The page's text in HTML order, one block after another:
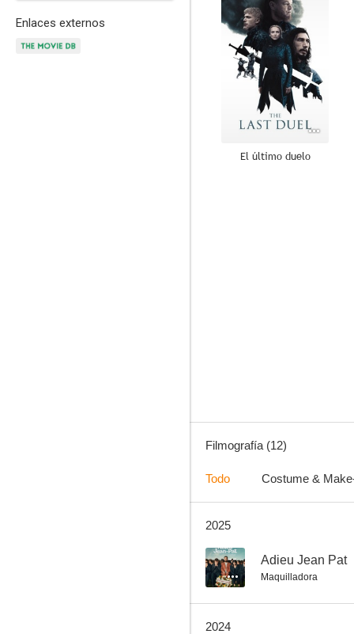
Enlaces externos
El último duelo
Les papas du dimanche
Filmografía (12)
Todo Costume &
2025
-- Adieu Jean Pat
Maquilladora
2024